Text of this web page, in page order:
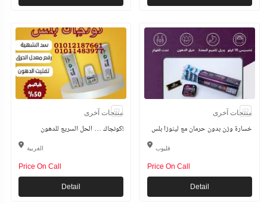
منتجات آخرى
كونجاك … الحل السريع للدهون!
الغربية
Price On Call
Detail
منتجات آخرى
خسارة وزن بدون حرمان مع لينوزا بلس
قليوب
Price On Call
Detail